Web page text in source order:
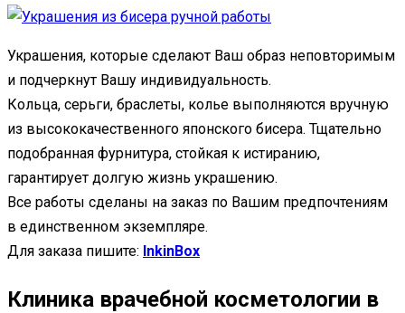
Украшения, которые сделают Ваш образ неповторимым
и подчеркнут Вашу индивидуальность.
Кольца, серьги, браслеты, колье выполняются вручную
из высококачественного японского бисера. Тщательно
подобранная фурнитура, стойкая к истиранию,
гарантирует долгую жизнь украшению.
Все работы сделаны на заказ по Вашим предпочтениям
в единственном экземпляре.
Для заказа пишите: InkinBox
Клиника врачебной косметологии в